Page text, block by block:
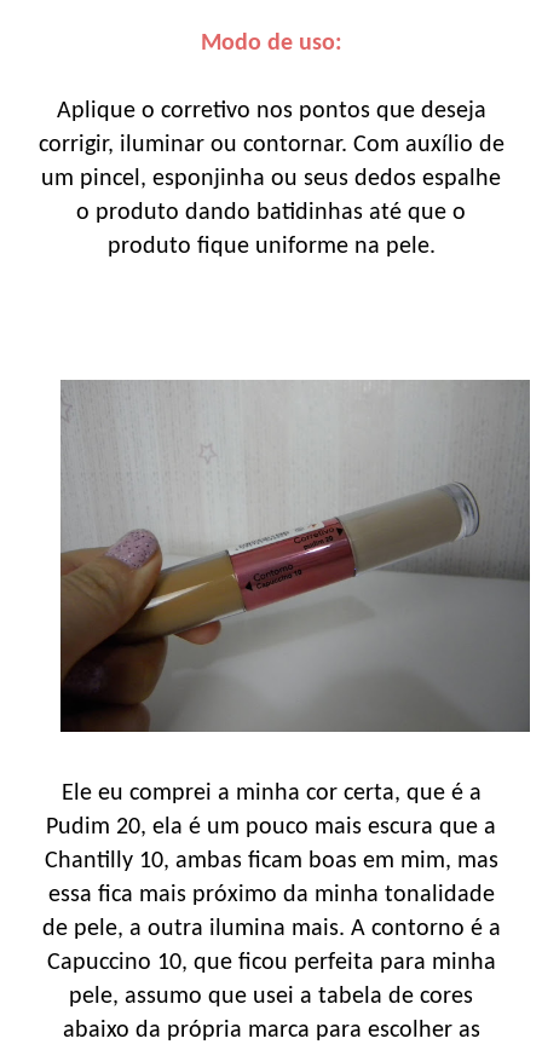
Modo de uso:
Aplique o corretivo nos pontos que deseja
corrigir, iluminar ou contornar. Com auxílio de
um pincel, esponjinha ou seus dedos espalhe
o produto dando batidinhas até que o
produto fique uniforme na pele.
Ele eu comprei a minha cor certa, que é a
Pudim 20, ela é um pouco mais escura que a
Chantilly 10, ambas ficam boas em mim, mas
essa fica mais próximo da minha tonalidade
de pele, a outra ilumina mais. A contorno é a
Capuccino 10, que ficou perfeita para minha
pele, assumo que usei a tabela de cores
abaixo da própria marca para escolher as